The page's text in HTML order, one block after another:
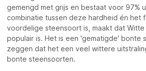
gemengd met grijs en bestaat voor 97%
combinatie tussen deze hardheid én het
voordelige steensoort is, maakt dat
populair is. Het is een 'gematigde' bonte
zeggen dat het een veel wittere
bonte steensoorten.